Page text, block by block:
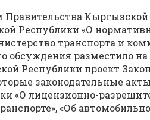
Республики «О
транспорта и
обсуждения разместило
Республики проект
законодательные
«О лицензионно-
«Об